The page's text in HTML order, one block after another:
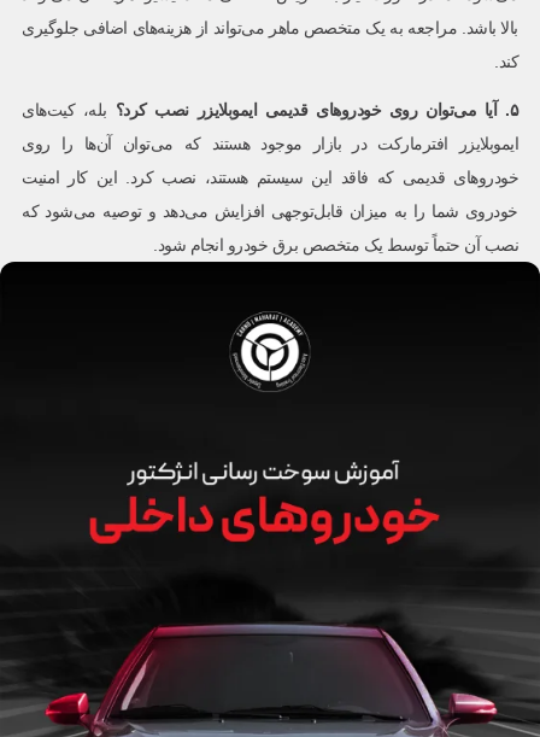
بالا باشد. مراجعه به یک متخصص ماهر می‌تواند از هزینه‌های اضافی جلوگیری
کند.
۵.آیا می‌توان روی خودروهای قدیمی ایموبلایزر نصب کرد؟ بله، کیت‌های
ایموبلایزر افترمارکت در بازار موجود هستند که می‌توان آن‌ها را روی
خودروهای قدیمی که فاقد این سیستم هستند، نصب کرد. این کار امنیت
خودروی شما را به میزان قابل‌توجهی افزایش می‌دهد و توصیه می‌شود که
نصب آن حتماً توسط یک متخصص برق خودرو انجام شود.